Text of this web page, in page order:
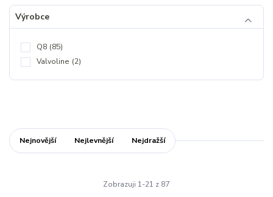
Výrobce
Q8 (85)
Valvoline (2)
Nejnovější Nejlevnější Nejdražší
Zobrazuji 1-21 z 87